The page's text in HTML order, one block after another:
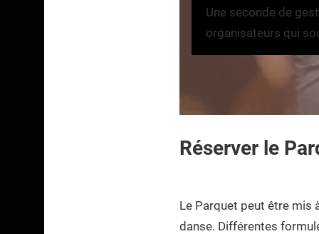
Une seconde de
organisateurs qui
Réserver le
Le Parquet peut être mis
danse. Différentes